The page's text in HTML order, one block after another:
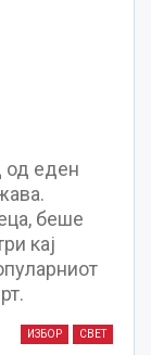
од еден
беше
кај
ИЗБОР СВЕТ